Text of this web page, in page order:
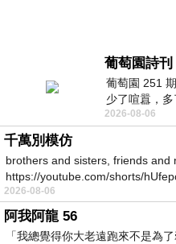
葡萄園詩
葡萄園 251
少了喧囂，
一
2026-08-06
千萬別模仿
brothers and sisters, friends and
https://youtube.com/shorts/
https
2026-08-06
阿我阿龍 56
「我總覺得你大老遠跑來不是為